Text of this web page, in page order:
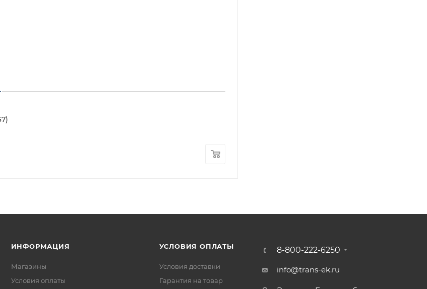
ИНФОРМАЦИЯ
Магазины
Условия оплаты
УСЛОВИЯ ОПЛАТЫ
Условия доставки
Гарантия на товар
8-800-222-6250
info@trans-ek.ru